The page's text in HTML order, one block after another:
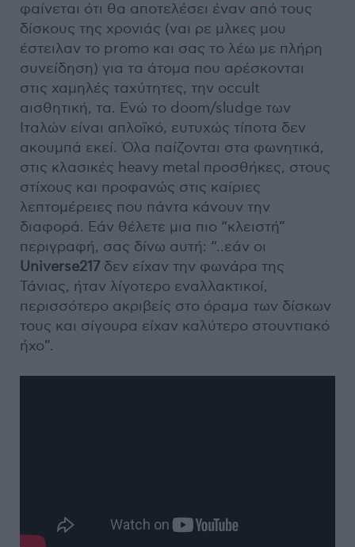
φαίνεται ότι θα αποτελέσει έναν από τους
δίσκους της χρονιάς (ναι ρε μλκες μου
έστειλαν το promo και σας το λέω με πλήρη
συνείδηση) για τα άτομα που αρέσκονται
στις χαμηλές ταχύτητες, την occult
αισθητική, τα. Ενώ το doom/sludge των
Ιταλών είναι απλοϊκό, ευτυχώς τίποτα δεν
ακουμπά εκεί. Όλα παίζονται στα φωνητικά,
στις κλασικές heavy metal προσθήκες, στους
στίχους και προφανώς στις καίριες
λεπτομέρειες που πάντα κάνουν την
διαφορά. Εάν θέλετε μια πιο “κλειστή”
περιγραφή, σας δίνω αυτή: “..εάν οι
Universe217δεν είχαν την φωνάρα της
Τάνιας, ήταν λίγοτερο εναλλακτικοί,
περισσότερο ακριβείς στο όραμα των δίσκων
τους και σίγουρα είχαν καλύτερο στουντιακό
ήχο”.